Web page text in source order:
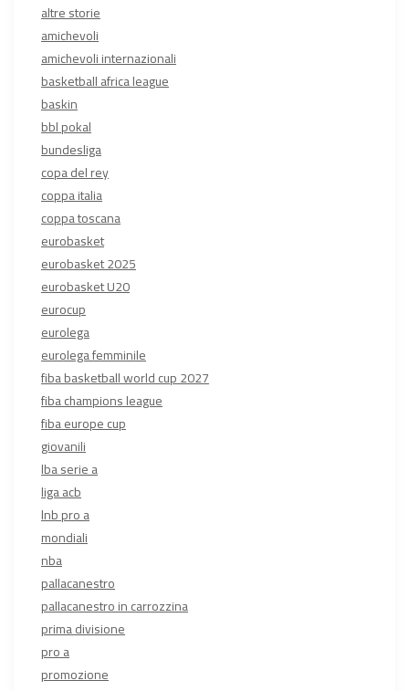
altre storie
amichevoli
amichevoli internazionali
basketball africa league
baskin
bbl pokal
bundesliga
copa del rey
coppa italia
coppa toscana
eurobasket
eurobasket 2025
eurobasket U20
eurocup
eurolega
eurolega femminile
fiba basketball world cup 2027
fiba champions league
fiba europe cup
giovanili
lba serie a
liga acb
lnb pro a
mondiali
nba
pallacanestro
pallacanestro in carrozzina
prima divisione
pro a
promozione